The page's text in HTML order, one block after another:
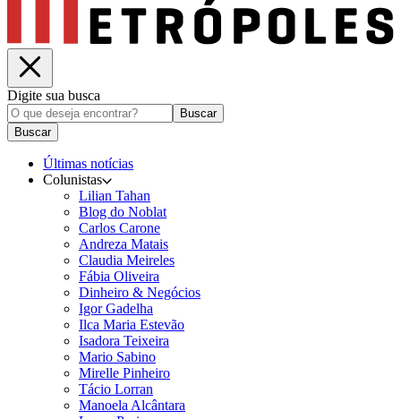
Digite sua busca
Buscar
Buscar
Últimas notícias
Colunistas
Lilian Tahan
Blog do Noblat
Carlos Carone
Andreza Matais
Claudia Meireles
Fábia Oliveira
Dinheiro & Negócios
Igor Gadelha
Ilca Maria Estevão
Isadora Teixeira
Mario Sabino
Mirelle Pinheiro
Tácio Lorran
Manoela Alcântara